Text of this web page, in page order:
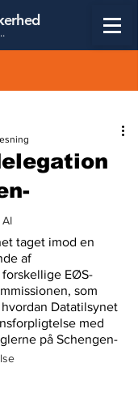
taget imod en
af
EØS-
som
Datatilsynet
med
på Schengen-